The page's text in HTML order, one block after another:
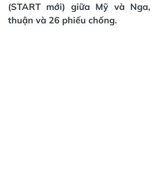
(START mới) giữa Mỹ và
thuận và 26 phiếu chống.